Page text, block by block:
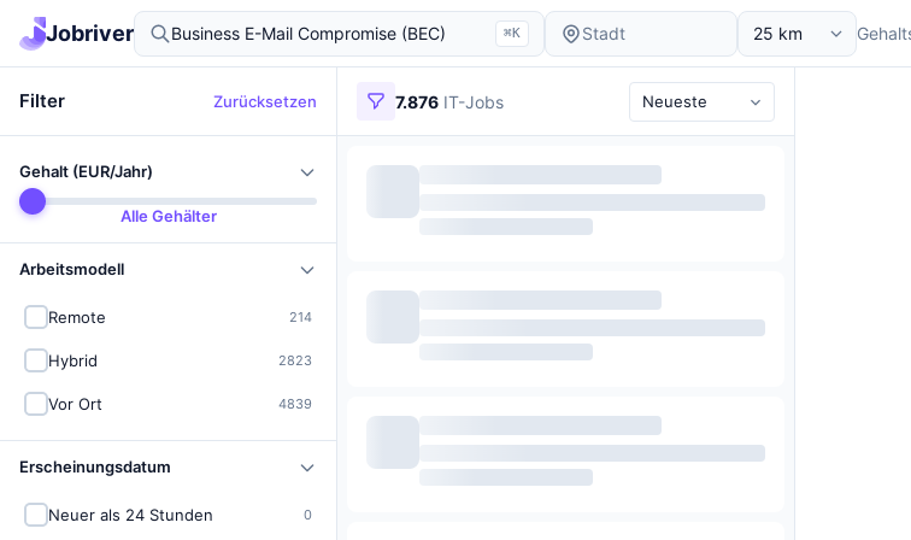
Jobriver ⌘K
IT-Jobs in Deutschland finden
Filter Zurücksetzen
Gehalt (EUR/Jahr)
Alle Gehälter
Arbeitsmodell
Remote 214
Hybrid 2823
Vor Ort 4839
Erscheinungsdatum
Neuer als 24 Stunden 0
7.876 IT-Jobs